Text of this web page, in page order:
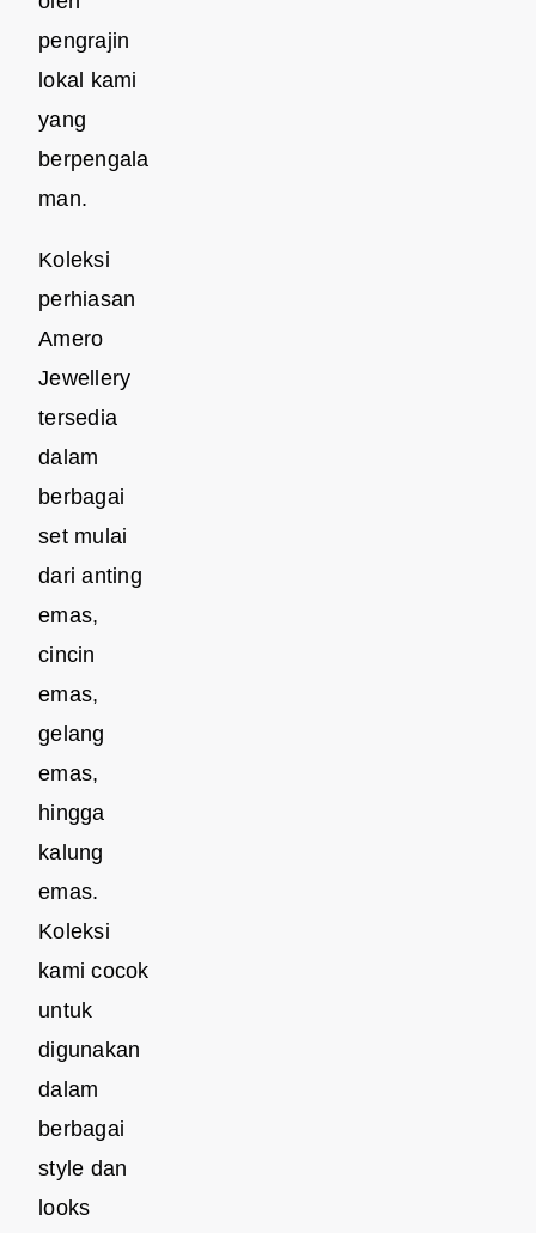
pengrajin
lokal kami
yang
berpengala
man.
Koleksi
perhiasan
Amero
Jewellery
tersedia
dalam
berbagai
set mulai
dari anting
emas,
cincin
emas,
gelang
emas,
hingga
kalung
emas.
Koleksi
kami cocok
untuk
digunakan
dalam
berbagai
style dan
looks